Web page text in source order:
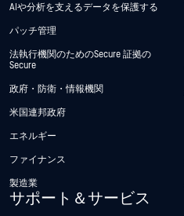
AIや分析を支えるデータを保護する
パッチ管理
法執行機関のためのSecure 証拠の
Secure
政府・防衛・情報機関
米国連邦政府
エネルギー
ファイナンス
製造業
サポート＆サービス